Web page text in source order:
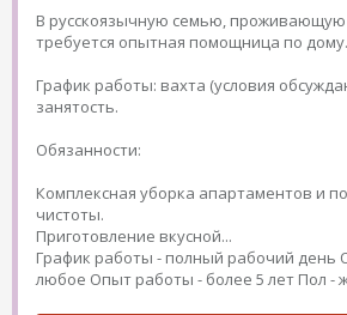
В русскоязычную семью,
требуется опытная помощница по дому.
График работы: вахта (условия
занятость.
Обязанности:
Комплексная уборка апартаментов и
чистоты.
Приготовление вкусной...
График работы - полный рабочий день
любое Опыт работы - более 5 лет Пол -